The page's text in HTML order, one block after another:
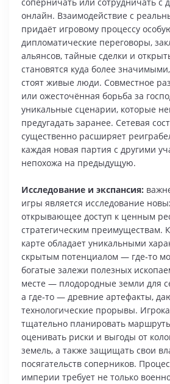
онлайн. Взаимодействие с
придаёт игровому процессу
дипломатические переговоры,
альянсов, тайные сделки и
становятся куда более
стоят живые люди. Совместное
или ожесточённая борьба за
уникальные сценарии, которые
предугадать заранее. Сетевая
существенно расширяет
каждая новая партия с другими
непохожа на предыдущую.
Исследование и экспансия:
игры является исследование
открывающее доступ к ценным
стратегическим преимуществам.
карте обладает уникальными
скрытым потенциалом — где‑то
богатые залежи полезных
месте — плодородные земли для
а где‑то — древние артефакты,
технологические прорывы.
тщательно планировать
оценивать риски и выгоды от
земель, а также защищать свои
посягательств соперников.
империи требует не только